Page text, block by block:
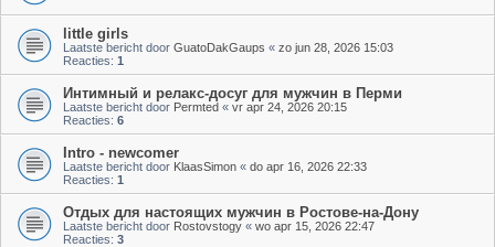
little girls
Laatste bericht door GuatoDakGaups « zo jun 28, 2026 15:03
Reacties: 1
Интимный и релакс-досуг для мужчин в Перми
Laatste bericht door Permted « vr apr 24, 2026 20:15
Reacties: 6
Intro - newcomer
Laatste bericht door KlaasSimon « do apr 16, 2026 22:33
Reacties: 1
Отдых для настоящих мужчин в Ростове-на-Дону
Laatste bericht door Rostovstogy « wo apr 15, 2026 22:47
Reacties: 3